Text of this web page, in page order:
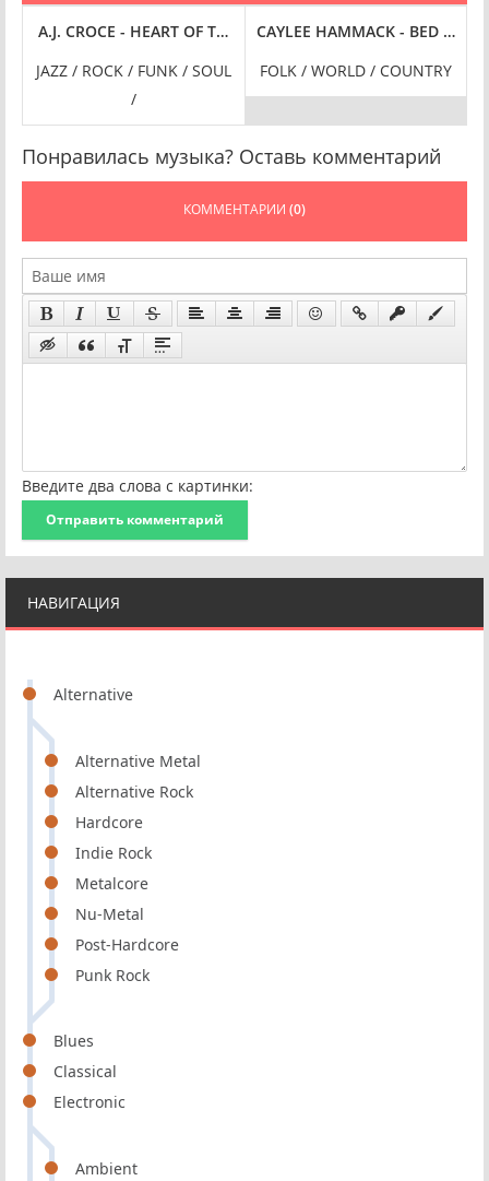
НАВИГАЦИЯ
Alternative
Alternative Metal
Alternative Rock
Hardcore
Indie Rock
Metalcore
Nu-Metal
Post-Hardcore
Punk Rock
Blues
Classical
Electronic
Ambient
(2025) FLAC
CONNECTION (2025) FLAC
A.J. CROCE - HEART OF THE ETERNAL [24-BIT HI-RES] (2025)
JAZZ / ROCK / FUNK / SOUL
/
CAYLEE HAMMACK - BED OF
FOLK / WORLD / COUNTRY
Понравилась музыка? Оставь комментарий
КОММЕНТАРИИ (0)
Введите два слова с картинки:
Отправить комментарий